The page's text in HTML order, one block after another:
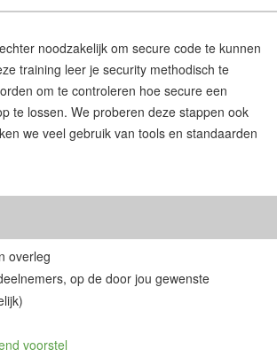
noodzakelijk om secure code te kunnen
training leer je security methodisch te
om te controleren hoe secure een
te lossen. We proberen deze stappen ook
we veel gebruik van tools en standaarden
overleg
op de door jou gewenste
voorstel